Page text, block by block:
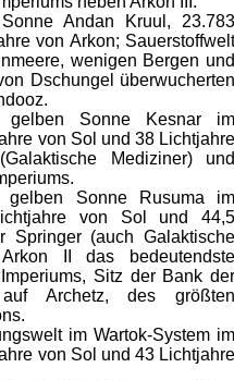
Andan Kruul, 23.783
von Arkon; Sauerstoffwelt
wenigen Bergen und
Dschungel überwucherten
Sonne Kesnar im
von Sol und 38 Lichtjahre
Mediziner) und
Sonne Rusuma im
von Sol und 44,5
Springer (auch Galaktische
II das bedeutendste
Sitz der Bank der
Archetz, des größten
im Wartok-System im
von Sol und 43 Lichtjahre